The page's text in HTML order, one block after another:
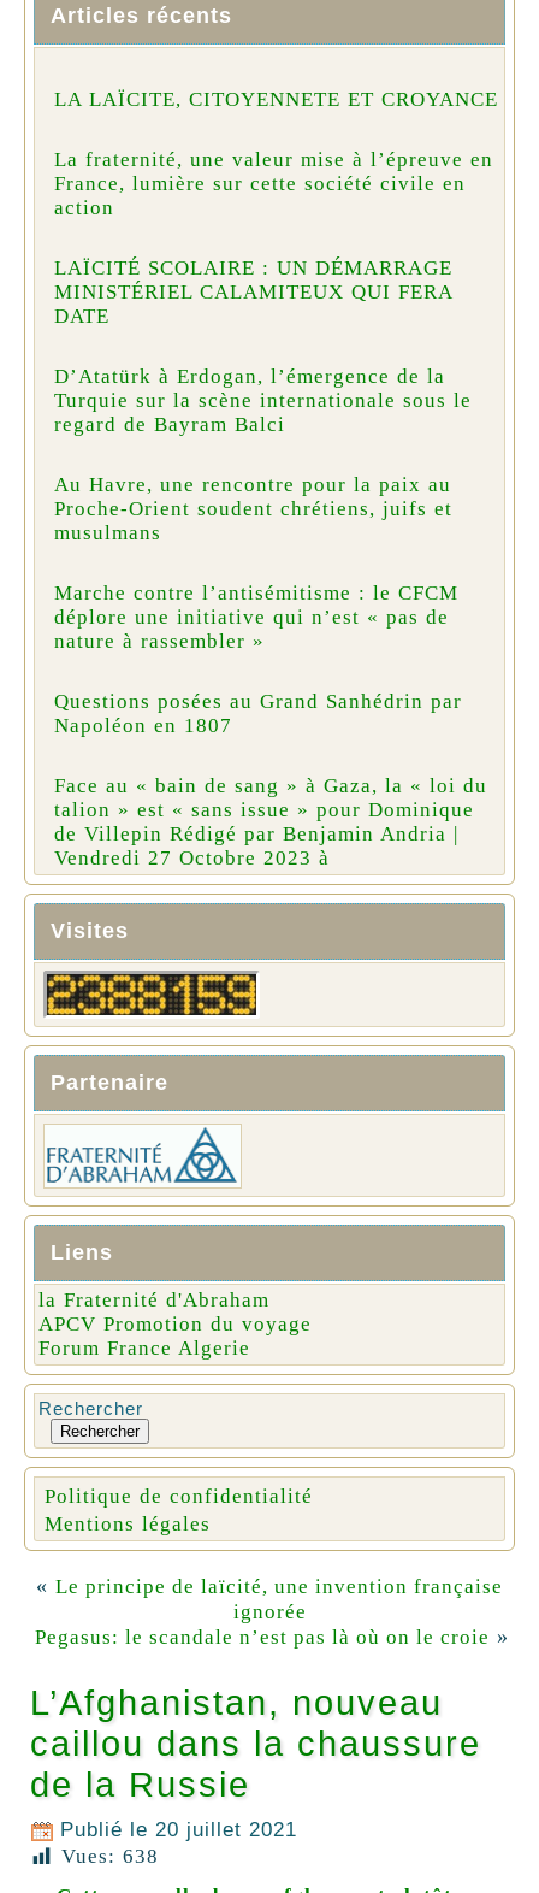
Articles récents
LA LAÏCITE, CITOYENNETE ET CROYANCE
La fraternité, une valeur mise à l’épreuve en
France, lumière sur cette société civile en
action
LAÏCITÉ SCOLAIRE : UN DÉMARRAGE
MINISTÉRIEL CALAMITEUX QUI FERA
DATE
D’Atatürk à Erdogan, l’émergence de la
Turquie sur la scène internationale sous le
regard de Bayram Balci
Au Havre, une rencontre pour la paix au
Proche-Orient soudent chrétiens, juifs et
musulmans
Marche contre l’antisémitisme : le CFCM
déplore une initiative qui n’est « pas de
nature à rassembler »
Questions posées au Grand Sanhédrin par
Napoléon en 1807
Face au « bain de sang » à Gaza, la « loi du
talion » est « sans issue » pour Dominique
de Villepin Rédigé par Benjamin Andria |
Vendredi 27 Octobre 2023 à
Visites
Partenaire
Liens
la Fraternité d'Abraham
APCV Promotion du voyage
Forum France Algerie
Rechercher
Rechercher
Politique de confidentialité
Mentions légales
« Le principe de laïcité, une invention française
ignorée
Pegasus: le scandale n’est pas là où on le croie »
L’Afghanistan, nouveau
caillou dans la chaussure
de la Russie
Publié le 20 juillet 2021
Vues: 638